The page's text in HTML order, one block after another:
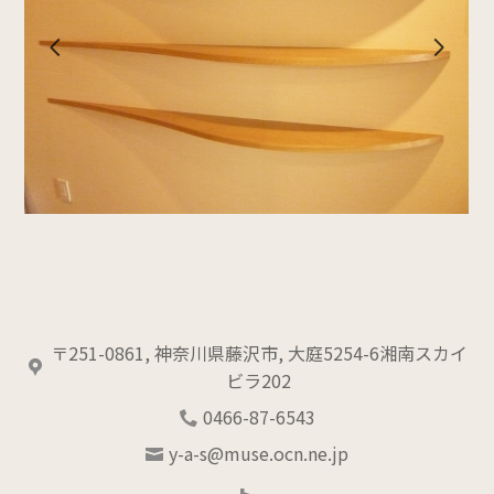
私たちに関して
会社概要
〒251-0861, 神奈川県藤沢市, 大庭5254-6湘南スカイ
ビラ202
0466-87-6543
y-a-s@muse.ocn.ne.jp